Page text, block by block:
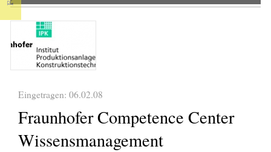
Eingetragen: 06.02.08
Fraunhofer Competence Center
Wissensmanagement